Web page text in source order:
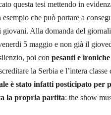
questa tesi mettendo in
che può portare a
Alla domanda del
5 maggio e non già il
poi con pesanti e ironiche
la Serbia e l’intera
è stato infatti posticipato per
la propria partita: the show